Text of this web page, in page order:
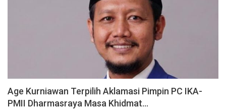
Age Kurniawan Terpilih Aklamasi Pimpin PC IKA-
PMII Dharmasraya Masa Khidmat…